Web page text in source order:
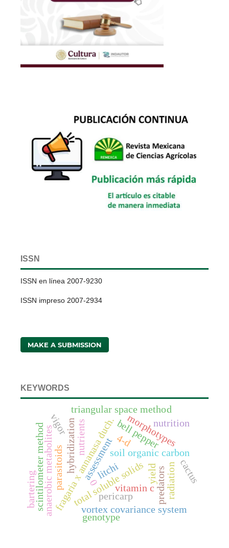
ISSN
ISSN en línea 2007-9230
ISSN impreso 2007-2934
MAKE A SUBMISSION
KEYWORDS
fragaria x annanasa duch.
anaerobic metabolites total soluble solids
vitamin c
soil organic carbon
bell pepper
scintilometer method
triangular space method
vortex covariance system
predators
parasitoids assessment
hybridization morphotypes
litchi
nutrition
pericarp radiation
nutrients
vigor
cactus
0
4-d
genotype
yield
bartering